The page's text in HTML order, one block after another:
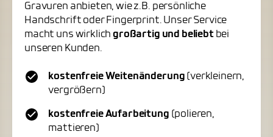
Gravuren anbieten, wie z.B. persönliche
Handschrift oder Fingerprint. Unser Service
macht uns wirklichgroßartig und beliebtbei
unseren Kunden.
kostenfreie Weitenänderung (verkleinern,
vergrößern)
kostenfreie Aufarbeitung (polieren,
mattieren)